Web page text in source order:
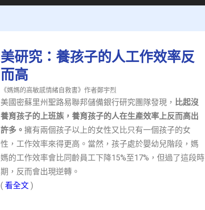
美研究：養孩子的人工作效率反
而高
《媽媽的高敏感情緒自救書》作者鄭宇烈​
美國密蘇里州聖路易聯邦儲備銀行研究團隊發現， 比起沒
養育孩子的上班族，養育孩子的人在生產效率上反而高出
許多。 擁有兩個孩子以上的女性又比只有一個孩子的女
性，工作效率來得更高。當然，孩子處於嬰幼兒階段，媽
媽的工作效率會比同齡員工下降15%至17%，但過了這段時
期，反而會出現逆轉。​
( 看全文 )